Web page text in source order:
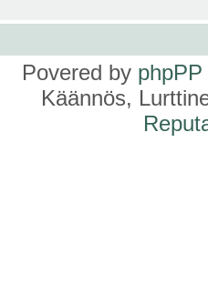
Povered by phpPP
Käännös,